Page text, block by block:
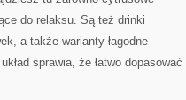
do relaksu. Są też drinki
a także warianty łagodne –
sprawia, że łatwo dopasować